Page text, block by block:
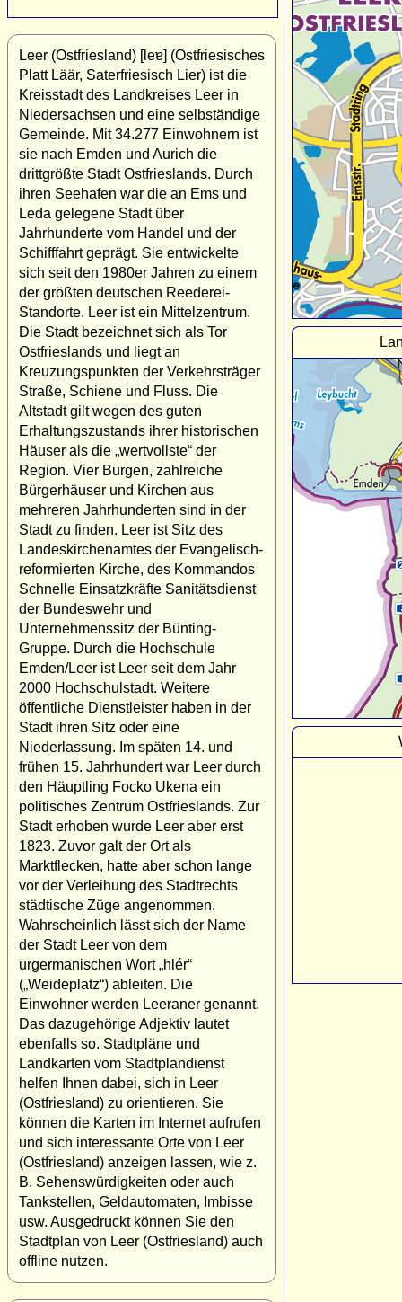
Leer (Ostfriesland) [leɐ] (Ostfriesisches
Platt Läär, Saterfriesisch Lier) ist die
Kreisstadt des Landkreises Leer in
Niedersachsen und eine selbständige
Gemeinde. Mit 34.277 Einwohnern ist
sie nach Emden und Aurich die
drittgrößte Stadt Ostfrieslands. Durch
ihren Seehafen war die an Ems und
Leda gelegene Stadt über
Jahrhunderte vom Handel und der
Schifffahrt geprägt. Sie entwickelte
sich seit den 1980er Jahren zu einem
der größten deutschen Reederei-
Standorte. Leer ist ein Mittelzentrum.
Die Stadt bezeichnet sich als Tor
Ostfrieslands und liegt an
Kreuzungspunkten der Verkehrsträger
Straße, Schiene und Fluss. Die
Altstadt gilt wegen des guten
Erhaltungszustands ihrer historischen
Häuser als die „wertvollste“ der
Region. Vier Burgen, zahlreiche
Bürgerhäuser und Kirchen aus
mehreren Jahrhunderten sind in der
Stadt zu finden. Leer ist Sitz des
Landeskirchenamtes der Evangelisch-
reformierten Kirche, des Kommandos
Schnelle Einsatzkräfte Sanitätsdienst
der Bundeswehr und
Unternehmenssitz der Bünting-
Gruppe. Durch die Hochschule
Emden/Leer ist Leer seit dem Jahr
2000 Hochschulstadt. Weitere
öffentliche Dienstleister haben in der
Stadt ihren Sitz oder eine
Niederlassung. Im späten 14. und
frühen 15. Jahrhundert war Leer durch
den Häuptling Focko Ukena ein
politisches Zentrum Ostfrieslands. Zur
Stadt erhoben wurde Leer aber erst
1823. Zuvor galt der Ort als
Marktflecken, hatte aber schon lange
vor der Verleihung des Stadtrechts
städtische Züge angenommen.
Wahrscheinlich lässt sich der Name
der Stadt Leer von dem
urgermanischen Wort „hlér“
(„Weideplatz“) ableiten. Die
Einwohner werden Leeraner genannt.
Das dazugehörige Adjektiv lautet
ebenfalls so. Stadtpläne und
Landkarten vom Stadtplandienst
helfen Ihnen dabei, sich in Leer
(Ostfriesland) zu orientieren. Sie
können die Karten im Internet aufrufen
und sich interessante Orte von Leer
(Ostfriesland) anzeigen lassen, wie z.
B. Sehenswürdigkeiten oder auch
Tankstellen, Geldautomaten, Imbisse
usw. Ausgedruckt können Sie den
Stadtplan von Leer (Ostfriesland) auch
offline nutzen.